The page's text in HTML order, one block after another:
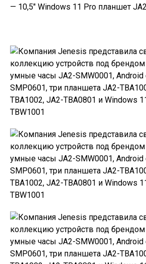
— 10,5″ Windows 11 Pro планшет